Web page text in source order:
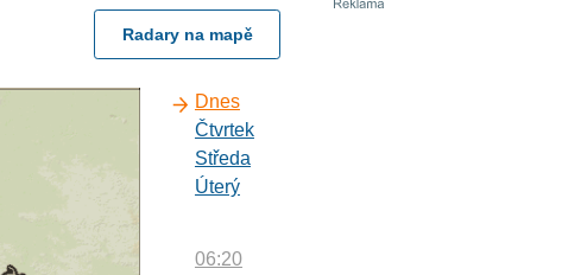
Radary na mapě
Dnes
Čtvrtek
Středa
Úterý
06:20